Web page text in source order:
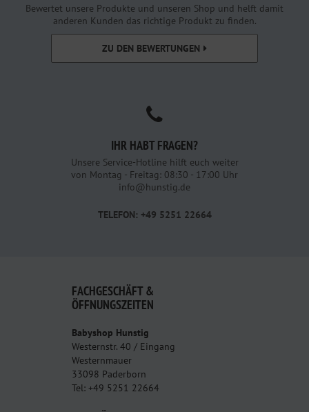
Bewertet unsere Produkte und unseren Shop und helft damit
anderen Kunden das richtige Produkt zu finden.
ZU DEN BEWERTUNGEN
IHR HABT FRAGEN?
Unsere Service-Hotline hilft euch weiter
von Montag - Freitag: 08:30 - 17:00 Uhr
info@hunstig.de
TELEFON: +49 5251 22664
FACHGESCHÄFT &
ÖFFNUNGSZEITEN
Babyshop Hunstig
Westernstr. 40 / Eingang
Westernmauer
33098 Paderborn
Tel: +49 5251 22664